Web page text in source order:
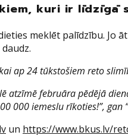
kuri ir līdzīgā
meklēt palīdzību. Jo
ap 24 tūkstošiem reto
atzīmē februāra pēdējā
000 iemeslu rīkoties!”,
un https://www.bkus.lv/